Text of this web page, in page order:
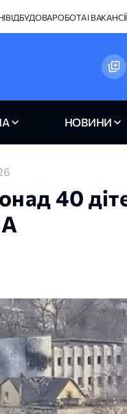
ВІДБУДОВАРОБОТА І ВАКАНСІЇ
НОВИНИ
40